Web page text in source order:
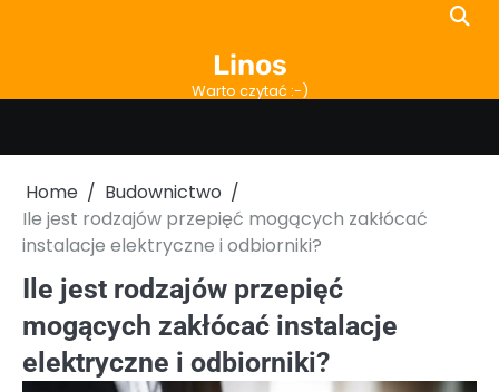
Linos
Warto czytać :-)
Home
Budownictwo
Ile jest rodzajów przepięć mogących zakłócać
instalacje elektryczne i odbiorniki?
Ile jest rodzajów przepięć
mogących zakłócać instalacje
elektryczne i odbiorniki?